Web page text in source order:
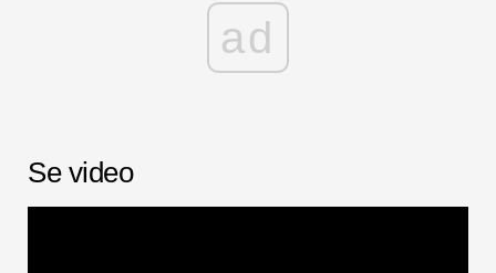
Hurtig
ad
Se video